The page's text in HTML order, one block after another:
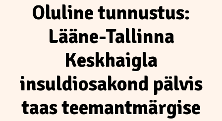
Oluline tunnustus:
Lääne-Tallinna
Keskhaigla
insuldiosakond pälvis
taas teemantmärgise